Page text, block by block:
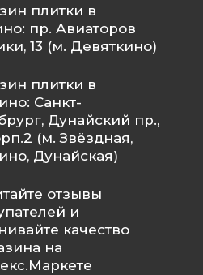
плитки в
пр. Авиаторов
13 (м. Девяткино)
плитки в
Санкт-
Дунайский пр.,
(м. Звёздная,
Дунайская)